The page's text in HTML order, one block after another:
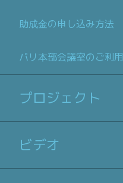
助成金の申し込み方法
パリ本部会議室のご利用
プロジェクト
ビデオ